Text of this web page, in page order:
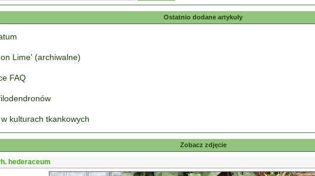
Ostatnio dodane artykuły
Lime' (archiwalne)
FAQ
kulturach tkankowych
Zobacz zdjęcie
hederaceum